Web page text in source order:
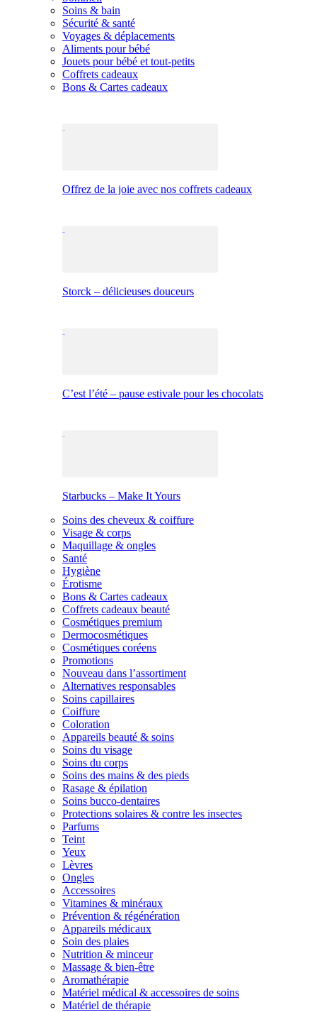
Soins & bain
Sécurité & santé
Voyages & déplacements
Aliments pour bébé
Jouets pour bébé et tout-petits
Coffrets cadeaux
Bons & Cartes cadeaux
Offrez de la joie avec nos coffrets cadeaux
Storck – délicieuses douceurs
C’est l’été – pause estivale pour les chocolats
Starbucks – Make It Yours
Soins des cheveux & coiffure
Visage & corps
Maquillage & ongles
Santé
Hygiène
Érotisme
Bons & Cartes cadeaux
Coffrets cadeaux beauté
Cosmétiques premium
Dermocosmétiques
Cosmétiques coréens
Promotions
Nouveau dans l’assortiment
Alternatives responsables
Soins capillaires
Coiffure
Coloration
Appareils beauté & soins
Soins du visage
Soins du corps
Soins des mains & des pieds
Rasage & épilation
Soins bucco-dentaires
Protections solaires & contre les insectes
Parfums
Teint
Yeux
Lèvres
Ongles
Accessoires
Vitamines & minéraux
Prévention & régénération
Appareils médicaux
Soin des plaies
Nutrition & minceur
Massage & bien-être
Aromathérapie
Matériel médical & accessoires de soins
Matériel de thérapie